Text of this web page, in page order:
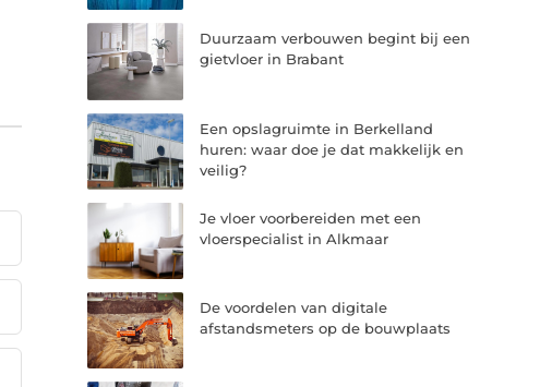
Duurzaam verbouwen begint bij een
gietvloer in Brabant
Een opslagruimte in Berkelland
huren: waar doe je dat makkelijk en
veilig?
Je vloer voorbereiden met een
vloerspecialist in Alkmaar
De voordelen van digitale
afstandsmeters op de bouwplaats